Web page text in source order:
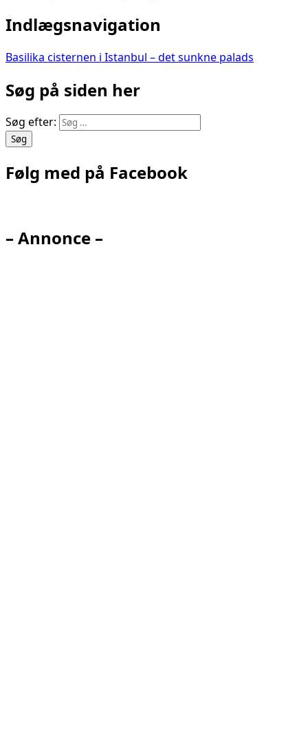
Indlægsnavigation
Basilika cisternen i Istanbul – det sunkne palads
Søg på siden her
Søg efter:
Følg med på Facebook
– Annonce –